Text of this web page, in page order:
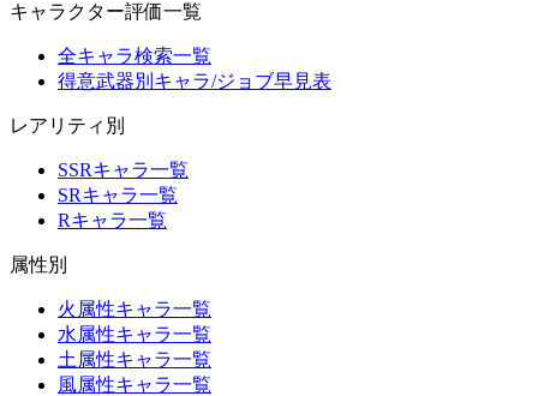
キャラクター評価一覧
全キャラ検索一覧
得意武器別キャラ/ジョブ早見表
レアリティ別
SSRキャラ一覧
SRキャラ一覧
Rキャラ一覧
属性別
火属性キャラ一覧
水属性キャラ一覧
土属性キャラ一覧
風属性キャラ一覧